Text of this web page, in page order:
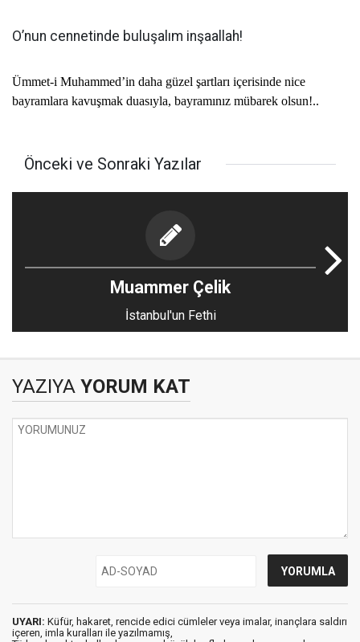
O’nun cennetinde buluşalım inşaallah!
Ümmet-i Muhammed’in daha güzel şartları içerisinde nice
bayramlara kavuşmak duasıyla, bayramınız mübarek olsun!..
Önceki ve Sonraki Yazılar
Muammer Çelik
İstanbul'un Fethi
YAZIYA YORUM KAT
UYARI: Küfür, hakaret, rencide edici cümleler veya imalar, inançlara saldırı
içeren, imla kuralları ile yazılmamış,